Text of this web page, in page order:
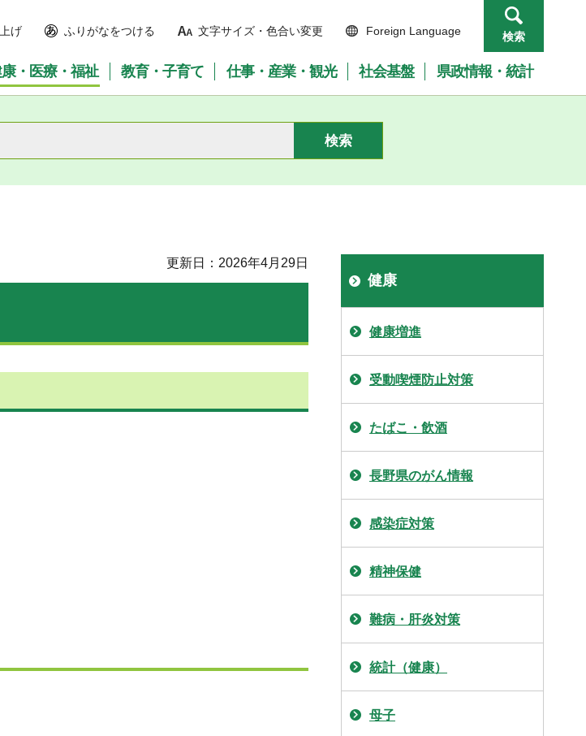
げ ふりがなをつける 文字サイズ・色合い変更 Foreign Language 検索
・医療・福祉 教育・子育て 仕事・産業・観光 社会基盤 県政情報・統計
更新日：2026年4月29日
健康
健康増進
受動喫煙防止対策
たばこ・飲酒
長野県のがん情報
感染症対策
精神保健
難病・肝炎対策
統計（健康）
母子